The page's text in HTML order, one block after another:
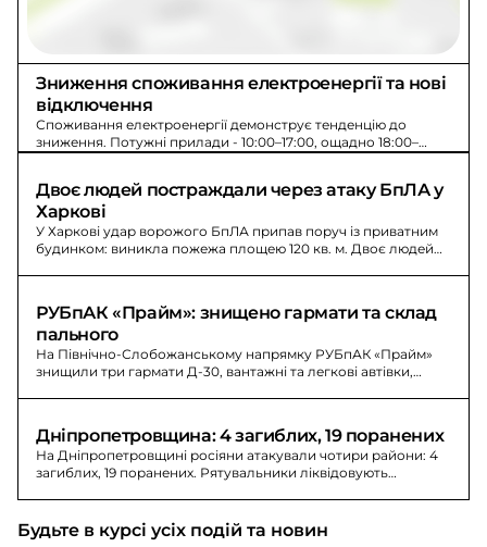
Зниження споживання електроенергії та нові
відключення
Споживання електроенергії демонструє тенденцію до
зниження. Потужні прилади - 10:00–17:00, ощадно 18:00–
Двоє людей постраждали через атаку БпЛА у
Харкові
У Харкові удар ворожого БпЛА припав поруч із приватним
будинком: виникла пожежа площею 120 кв. м. Двоє людей
РУБпАК «Прайм»: знищено гармати та склад
пального
На Північно-Слобожанському напрямку РУБпАК «Прайм»
знищили три гармати Д-30, вантажні та легкові автівки,
Дніпропетровщина: 4 загиблих, 19 поранених
На Дніпропетровщині росіяни атакували чотири райони: 4
загиблих, 19 поранених. Рятувальники ліквідовують
Будьте в курсі усіх подій та новин